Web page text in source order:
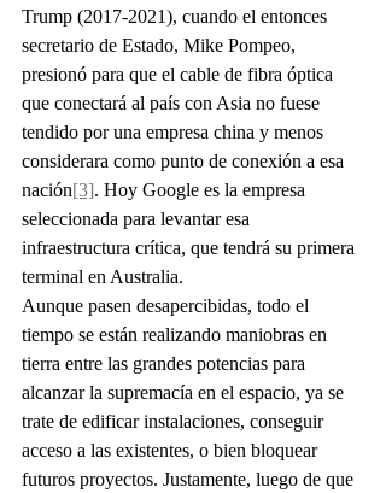
Trump (2017-2021), cuando el entonces
secretario de Estado, Mike Pompeo,
presionó para que el cable de fibra óptica
que conectará al país con Asia no fuese
tendido por una empresa china y menos
considerara como punto de conexión a esa
nación[3]. Hoy Google es la empresa
seleccionada para levantar esa
infraestructura crítica, que tendrá su primera
terminal en Australia.
Aunque pasen desapercibidas, todo el
tiempo se están realizando maniobras en
tierra entre las grandes potencias para
alcanzar la supremacía en el espacio, ya se
trate de edificar instalaciones, conseguir
acceso a las existentes, o bien bloquear
futuros proyectos. Justamente, luego de que